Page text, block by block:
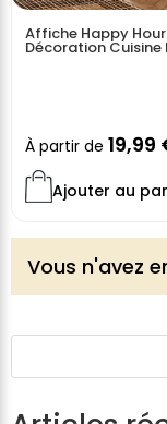
Affiche Happy
Décoration Cuisine
À partir de 19,99
Ajouter au
Vous n'avez